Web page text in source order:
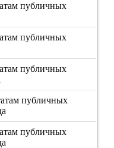
публичных
публичных
публичных
публичных
публичных